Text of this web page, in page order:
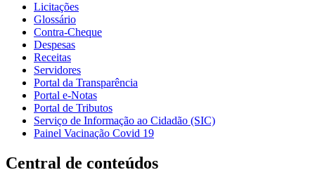
Licitações
Glossário
Contra-Cheque
Despesas
Receitas
Servidores
Portal da Transparência
Portal e-Notas
Portal de Tributos
Serviço de Informação ao Cidadão (SIC)
Painel Vacinação Covid 19
Central de conteúdos